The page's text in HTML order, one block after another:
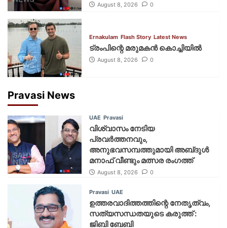
August 8, 2026 0
Ernakulam Flash Story Latest News
ട്രംപിന്റെ മരുമകന്‍ കൊച്ചിയില്‍
August 8, 2026 0
Pravasi News
UAE Pravasi
വിശ്വാസം നേടിയ
പ്രവർത്തനവും,
അനുഭവസമ്പത്തുമായി അബ്‌ദുൾ
മനാഫ് വീണ്ടും മത്സര രംഗത്ത്
August 8, 2026 0
Pravasi UAE
ഉത്തരവാദിത്തത്തിന്റെ നേതൃത്വം,
സത്യസന്ധതയുടെ കരുത്ത് :
ജിബി ബേബി